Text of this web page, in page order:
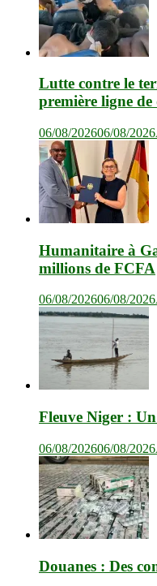
Lutte contre le
première ligne de
06/08/202606/08/2026
Humanitaire à
millions de FCFA
06/08/202606/08/2026
Fleuve Niger :
06/08/202606/08/2026
Douanes : Des